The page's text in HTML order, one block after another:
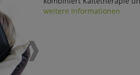
weitere Informationen